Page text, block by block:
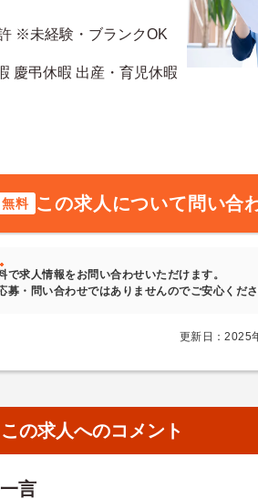
※未経験・ブランクOK
慶弔休暇 出産・育児休暇
無料 この求人について問い合
で求人情報をお問い合わせいただけます。
募・問い合わせではありませんのでご安心くださ
更新日：2025
この求人へのコメント
言